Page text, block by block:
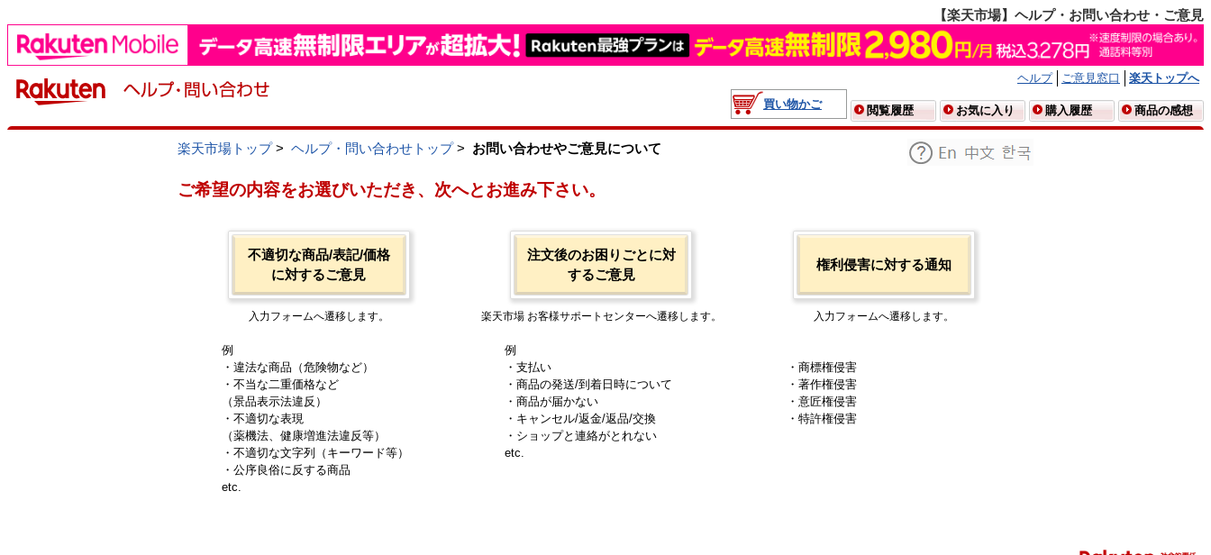
【楽天市場】ヘルプ・お問い合わせ・ご意見
ヘルプ ご意見窓口
楽天トップへ
買い物かご
閲覧履歴 お気に入り 購入履歴 商品の感想
楽天市場トップ> ヘルプ・問い合わせトップ> お問い合わせやご意見について
ご希望の内容をお選びいただき、次へとお進み下さい。
不適切な商品/表記/価格
に対するご意見
入力フォームへ遷移します。
例
・違法な商品（危険物など）
・不当な二重価格など
（景品表示法違反）
・不適切な表現
（薬機法、健康増進法違反等）
・不適切な文字列（キーワード等）
・公序良俗に反する商品
etc.
注文後のお困りごとに対
するご意見
楽天市場 お客様サポートセンターへ遷移します。
例
・支払い
・商品の発送/到着日時について
・商品が届かない
・キャンセル/返金/返品/交換
・ショップと連絡がとれない
etc.
権利侵害に対する通知
入力フォームへ遷移します。
・商標権侵害
・著作権侵害
・意匠権侵害
・特許権侵害